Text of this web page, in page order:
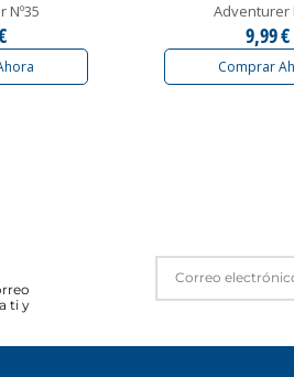
Nº35
Adventurer
9,99 €
Comprar
ti y